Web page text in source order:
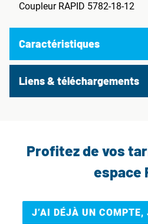
Coupleur RAPID 5782-18-12
Caractéristiques
Liens & téléchargements
Profitez de vos
espace
J’AI DÉJÀ UN COMPTE,